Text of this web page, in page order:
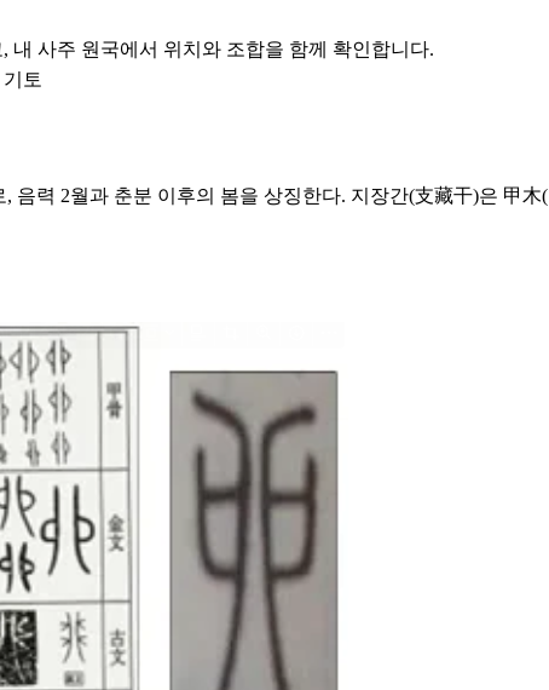
내 사주 원국에서 위치와 조합을 함께 확인합니다.
토
음력 2월과 춘분 이후의 봄을 상징한다. 지장간(支藏干)은 甲